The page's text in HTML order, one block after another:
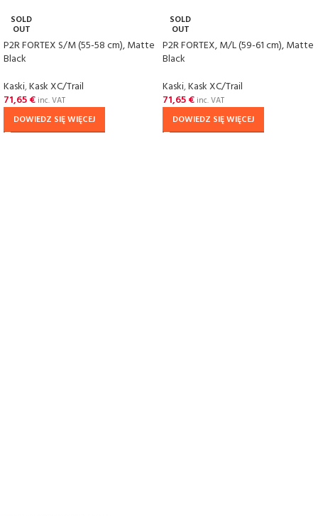
SOLD
OUT
P2R FORTEX S/M (55-58 cm), Matte
Black
Kaski,Kask XC/Trail
71,65€ inc. VAT
DOWIEDZ SIĘ WIĘCEJ
SOLD
OUT
P2R FORTEX, M/L (59-61 cm), Matte
Black
Kaski,Kask XC/Trail
71,65€ inc. VAT
DOWIEDZ SIĘ WIĘCEJ